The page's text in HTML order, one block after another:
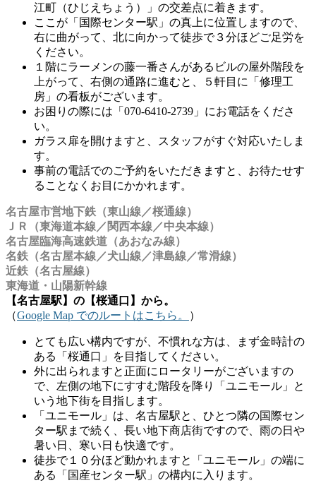
江町（ひじえちょう）」の交差点に着きます。
ここが「国際センター駅」の真上に位置しますので、
右に曲がって、北に向かって徒歩で３分ほどご足労を
ください。
１階にラーメンの藤一番さんがあるビルの屋外階段を
上がって、右側の通路に進むと、５軒目に「修理工
房」の看板がございます。
お困りの際には「070-6410-2739」にお電話をくださ
い。
ガラス扉を開けますと、スタッフがすぐ対応いたしま
す。
事前の電話でのご予約をいただきますと、お待たせす
ることなくお目にかかれます。
名古屋市営地下鉄（東山線／桜通線）
ＪＲ（東海道本線／関西本線／中央本線）
名古屋臨海高速鉄道（あおなみ線）
名鉄（名古屋本線／犬山線／津島線／常滑線）
近鉄（名古屋線）
東海道・山陽新幹線
【名古屋駅】の【桜通口】から。
（Google Map でのルートはこちら。 ）
とても広い構内ですが、不慣れな方は、まず金時計の
ある「桜通口」を目指してください。
外に出られますと正面にロータリーがございますの
で、左側の地下にすすむ階段を降り「ユニモール」と
いう地下街を目指します。
「ユニモール」は、名古屋駅と、ひとつ隣の国際セン
ター駅まで続く、長い地下商店街ですので、雨の日や
暑い日、寒い日も快適です。
徒歩で１０分ほど動かれますと「ユニモール」の端に
ある「国産センター駅」の構内に入ります。